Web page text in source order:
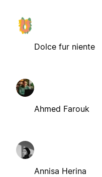
Dolce fur niente
Ahmed Farouk
Annisa Herina